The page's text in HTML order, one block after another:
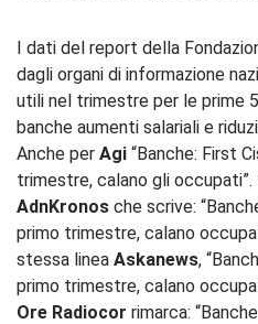
I dati del report della
dagli organi di informazione
utili nel trimestre per le prime
banche aumenti salariali e
Anche per Agi “Banche: First
trimestre, calano gli
AdnKronos che scrive:
primo trimestre, calano
stessa linea Askanews,
primo trimestre, calano
Ore Radiocor rimarca: